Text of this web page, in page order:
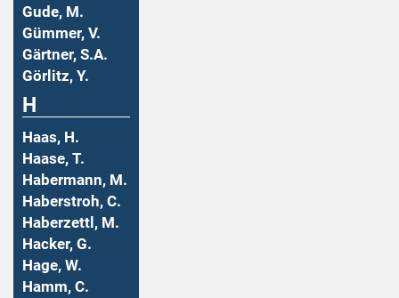
Gude, M.
Gümmer, V.
Gärtner, S.A.
Görlitz, Y.
H
Haas, H.
Haase, T.
Habermann, M.
Haberstroh, C.
Haberzettl, M.
Hacker, G.
Hage, W.
Hamm, C.